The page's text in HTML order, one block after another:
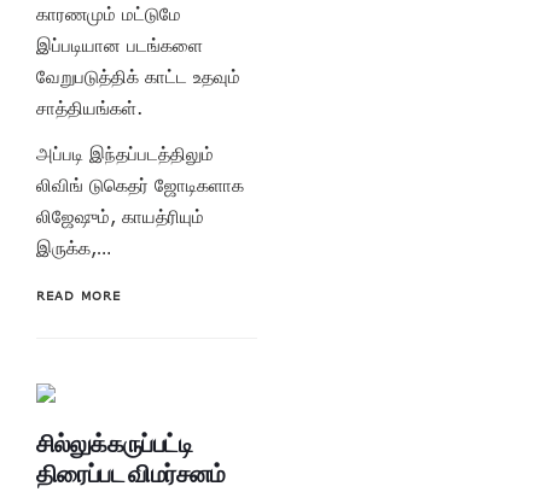
காரணமும் மட்டுமே
இப்படியான படங்களை
வேறுபடுத்திக் காட்ட உதவும்
சாத்தியங்கள்.
அப்படி இந்தப்படத்திலும்
லிவிங் டுகெதர் ஜோடிகளாக
லிஜேஷும், காயத்ரியும்
இருக்க,…
READ MORE
சில்லுக்கருப்பட்டி
திரைப்பட விமர்சனம்